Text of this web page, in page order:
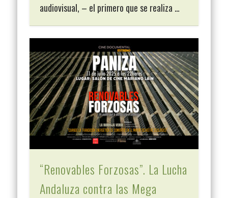
audiovisual, – el primero que se realiza …
“Renovables Forzosas”. La Lucha
Andaluza contra las Mega